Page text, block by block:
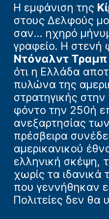
Η εμφάνιση της
στους Δελφούς
σαν... ηχηρό
γραφείο. Η στενή
Ντόναλντ Τραμπ
ότι η Ελλάδα
πυλώνα της
στρατηγικής
φόντο την 250ή
ανεξαρτησίας
πρέσβειρα
αμερικανικού
ελληνική σκέψη,
χωρίς τα ιδανικά
που γεννήθηκαν
Πολιτείες δεν θα